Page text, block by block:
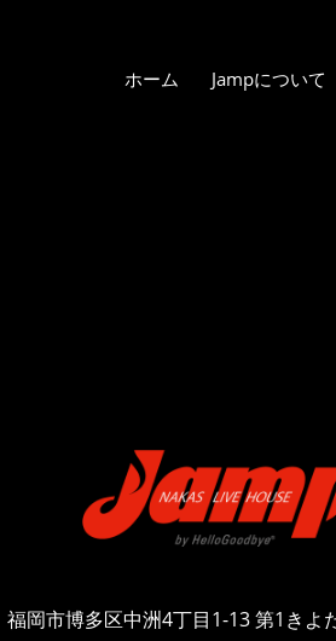
ホーム Jampについて
福岡市博多区中洲4丁目1-13第1きよ